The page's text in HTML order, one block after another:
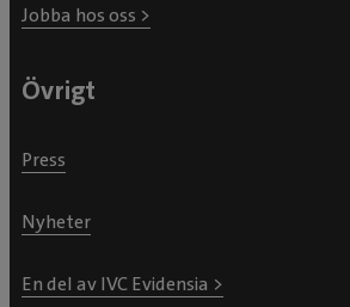
Jobba hos oss >
Övrigt
Press
Nyheter
En del av IVC Evidensia >